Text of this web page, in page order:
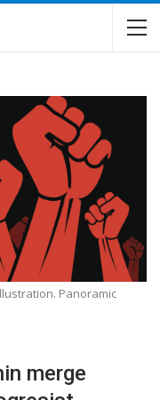
Panoramic
merge